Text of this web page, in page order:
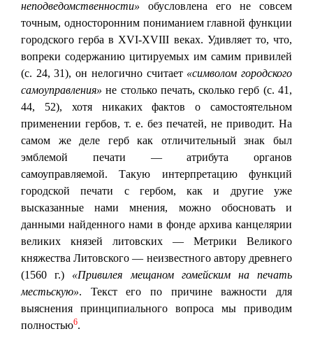
неподведомственности» обусловлена его не совсем
точным, односторонним пониманием главной функции
городского герба в XVI-XVIII веках. Удивляет то, что,
вопреки содержанию цитируемых им самим привилей
(с. 24, 31), он нелогично считает «символом городского
самоуправления» не столько печать, сколько герб (с. 41,
44, 52), хотя никаких фактов о самостоятельном
применении гербов, т. е. без печатей, не приводит. На
самом же деле герб как отличительный знак был
эмблемой печати — атрибута органов
самоуправляемой. Такую интерпретацию функций
городской печати с гербом, как и другие уже
высказанные нами мнения, можно обосновать и
данными найденного нами в фонде архива канцелярии
великих князей литовских — Метрики Великого
княжества Литовского — неизвестного автору древнего
(1560 г.) «Привилея мещаном гомейским на печать
местьскую». Текст его по причине важности для
выяснения принципиального вопроса мы приводим
полностью6.